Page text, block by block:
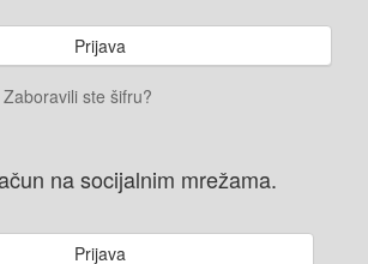
Zaboravili ste šifru?
na socijalnim mrežama.
Prijava